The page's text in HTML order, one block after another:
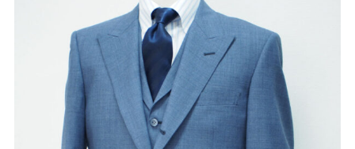
公
式
Youtube
公
式
Facebook
公
式
Twitter
公
式
Instagram
公
式
LINE